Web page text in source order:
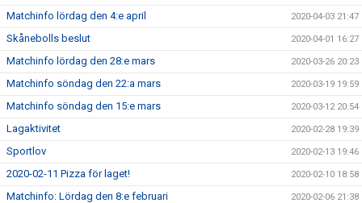
Matchinfo lördag den 4:e april 2020-04-03 21:47
Skånebolls beslut 2020-04-01 16:27
Matchinfo lördag den 28:e mars 2020-03-26 20:23
Matchinfo söndag den 22:a mars 2020-03-19 19:59
Matchinfo söndag den 15:e mars 2020-03-12 20:54
Lagaktivitet 2020-02-28 19:39
Sportlov 2020-02-13 19:46
2020-02-11 Pizza för laget! 2020-02-10 18:58
Matchinfo: Lördag den 8:e februari 2020-02-06 21:38